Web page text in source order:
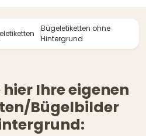
Bügeletiketten ohne
Hintergrund
Ihre eigenen
Bügelbilder